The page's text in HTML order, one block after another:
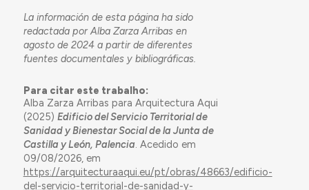
La información de esta página ha sido
redactada por Alba Zarza Arribas en
agosto de 2024 a partir de diferentes
fuentes documentales y bibliográficas.
Para citar este trabalho:
Alba Zarza Arribas para Arquitectura Aqui
(2025) Edificio del Servicio Territorial de
Sanidad y Bienestar Social de la Junta de
Castilla y León, Palencia. Acedido em
09/08/2026, em
https://arquitecturaaqui.eu/pt/obras/48663/edificio-
del-servicio-territorial-de-sanidad-y-